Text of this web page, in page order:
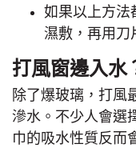
如果以上方法
濕敷，再用刀
打風窗邊入水
除了爆玻璃，打風
滲水。不少人會選
巾的吸水性質反而